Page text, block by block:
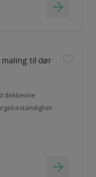
til dør
dekkevne